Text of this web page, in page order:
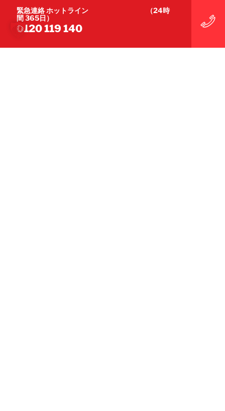
あらゆる災害に対する専門知識
私たちは、災害後にお客様が直面
される難題を理解しています。
緊急連絡 ホットライン （24時
間 365日）
0120 119 140